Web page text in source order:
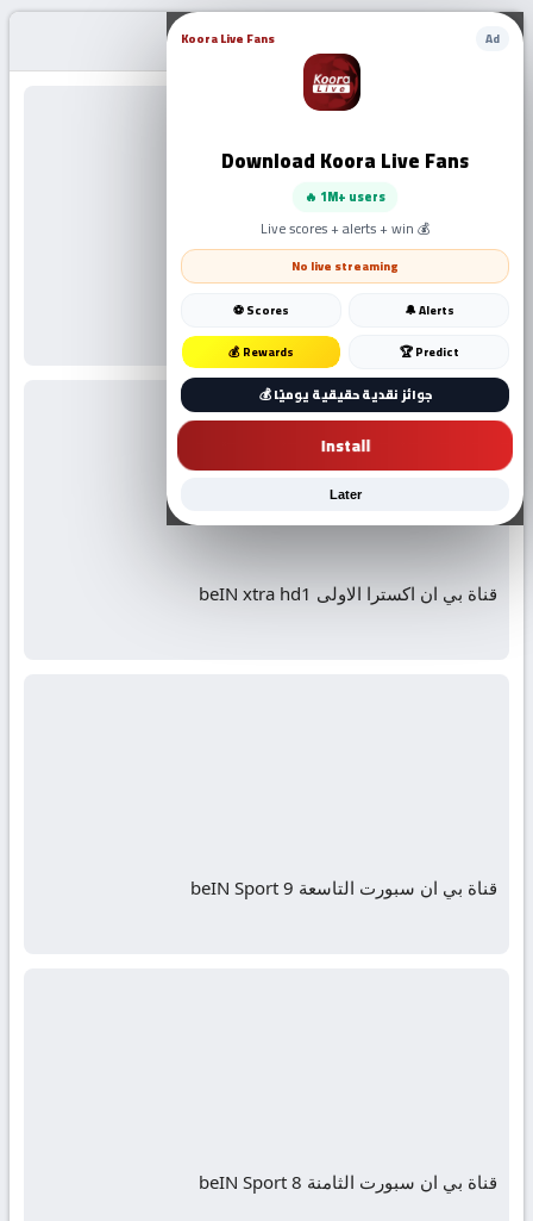
Koora Live Fans Ad
Download Koora Live Fans
🔥 1M+ users
Live scores + alerts + win 💰
No live streaming
⚽ Scores
🔔 Alerts
💰 Rewards
🏆 Predict
💰 جوائز نقدية حقيقية يوميًا
Install
Later
Uncategorized
قناة بي ان اكسترا الثانية beIN xtra hd2
قناة بي ان اكسترا الاولى beIN xtra hd1
قناة بي ان سبورت التاسعة beIN Sport 9
قناة بي ان سبورت الثامنة beIN Sport 8